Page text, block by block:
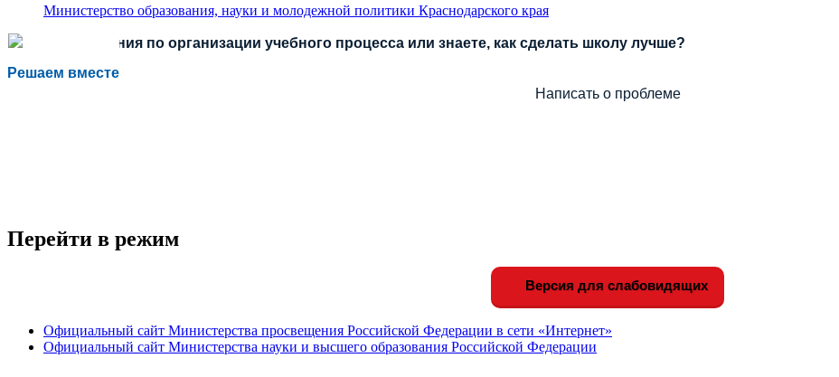
Министерство образования, науки и молодежной политики Краснодарского края
Решаем вместе
Есть предложения по организации учебного процесса или знаете, как сделать школу лучше?
Написать о проблеме
Перейти в режим
Версия для слабовидящих
Официальный сайт Министерства просвещения Российской Федерации в сети «Интернет»
Официальный сайт Министерства науки и высшего образования Российской Федерации